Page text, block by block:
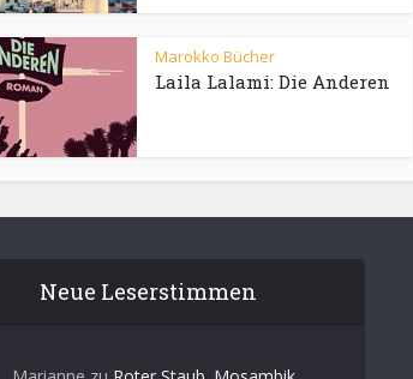
Marokko Bücher
Laila Lalami: Die Anderen
Neue Leserstimmen